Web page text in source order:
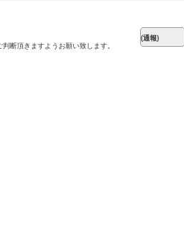
断頂きますようお願い致します。